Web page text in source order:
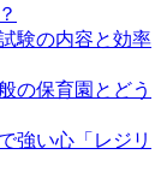
験の内容と効率
の保育園とどう
強い心「レジリ